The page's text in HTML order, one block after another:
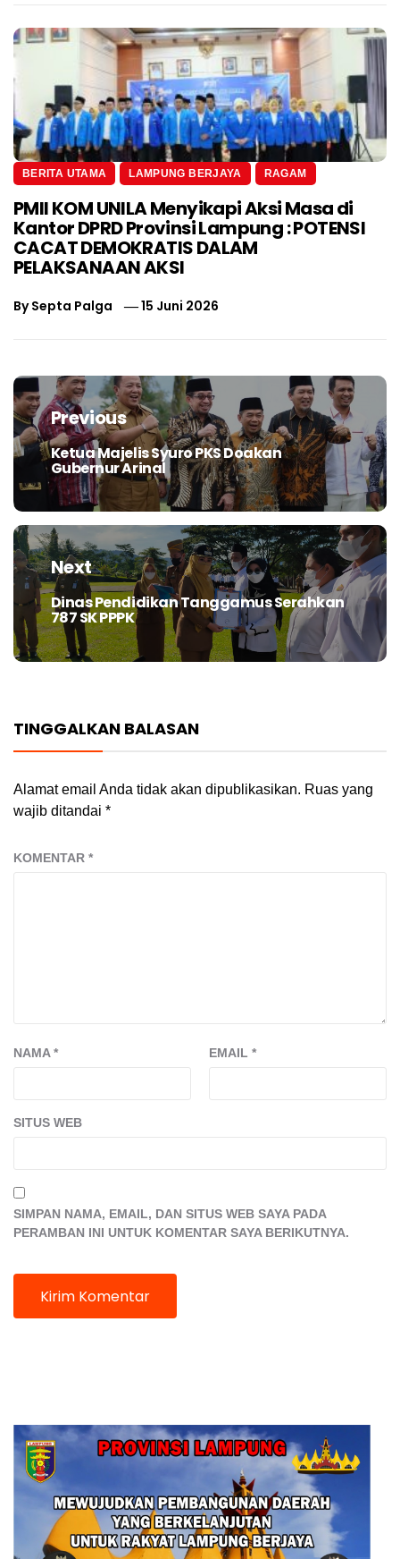
BERITA UTAMA LAMPUNG BERJAYA RAGAM
PMII KOM UNILA Menyikapi Aksi Masa di
Kantor DPRD Provinsi Lampung : POTENSI
CACAT DEMOKRATIS DALAM
PELAKSANAAN AKSI
BySepta Palga 15 Juni 2026
Navigasi
posPrevious
Previous
post:
Ketua Majelis Syuro PKS Doakan
Gubernur Arinal
Next
Next
post:
Dinas Pendidikan Tanggamus Serahkan
787 SK PPPK
TINGGALKAN BALASAN
Alamat email Anda tidak akan dipublikasikan. Ruas yang
wajib ditandai *
KOMENTAR *
NAMA* EMAIL *
SITUS WEB
SIMPAN NAMA, EMAIL, DAN SITUS WEB SAYA PADA
PERAMBAN INI UNTUK KOMENTAR SAYA BERIKUTNYA.